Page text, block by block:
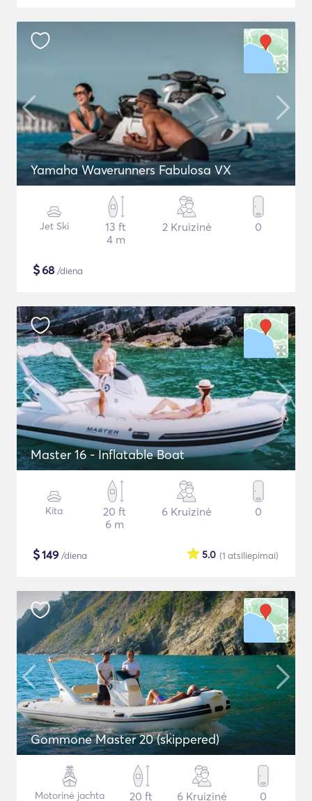
Yamaha Waverunners Fabulosa VX
Jet Ski
13 ft
4 m
2 Kruizinė 0
$68 /diena
Master 16 - Inflatable Boat
Kita
20 ft
6 m
6 Kruizinė 0
$149 /diena (1 atsiliepimai)
5.0
Gommone Master 20 (skippered)
Motorinė jachta
20 ft
6 Kruizinė 0